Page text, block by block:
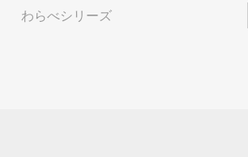
わらべシリーズ